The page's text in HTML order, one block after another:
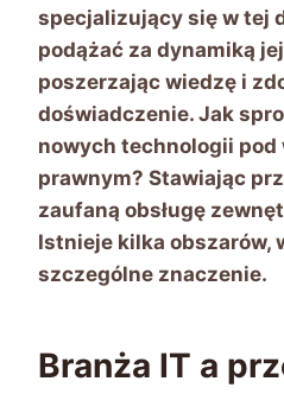
specjalizujący się w tej
podążać za dynamiką
poszerzając wiedzę i
doświadczenie. Jak
nowych technologii pod
prawnym? Stawiając
zaufaną obsługę
Istnieje kilka obszarów,
szczególne znaczenie.
Branża IT a